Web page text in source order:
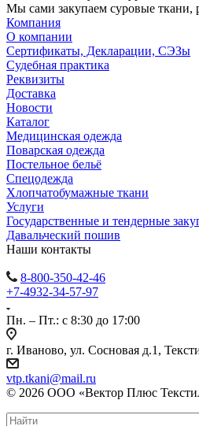
Мы сами закупаем суровые ткани,
Компания
О компании
Сертификаты, Декларации, СЭЗы
Судебная практика
Реквизиты
Доставка
Новости
Каталог
Медицинская одежда
Поварская одежда
Постельное бельё
Спецодежда
Хлопчатобумажные ткани
Услуги
Государственные и тендерные
Давальческий пошив
Наши контакты
8-800-350-42-46
+7-4932-34-57-97
Пн. – Пт.: с 8:30 до 17:00
г. Иваново, ул. Сосновая д.1,
vtp.tkani@mail.ru
© 2026 ООО «Вектор Плюс